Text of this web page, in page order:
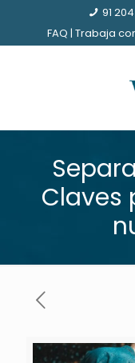
91
FAQ | Trabaja
Claves